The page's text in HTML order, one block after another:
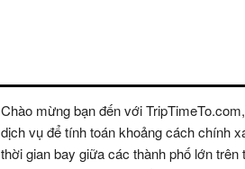
Chào mừng bạn đến với
dịch vụ để tính toán khoảng cách chính
thời gian bay giữa các thành phố lớn trên